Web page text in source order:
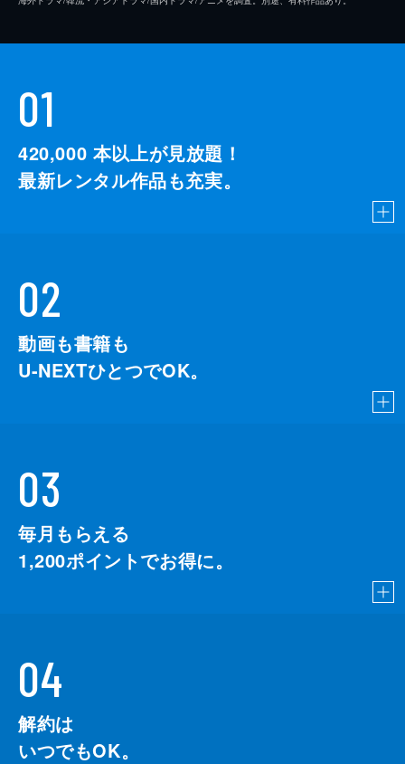
01
420,000 本以上が見放題！
最新レンタル作品も充実。
02
動画も書籍も
U-NEXTひとつでOK。
03
毎月もらえる
1,200ポイントでお得に。
04
解約は
いつでもOK。